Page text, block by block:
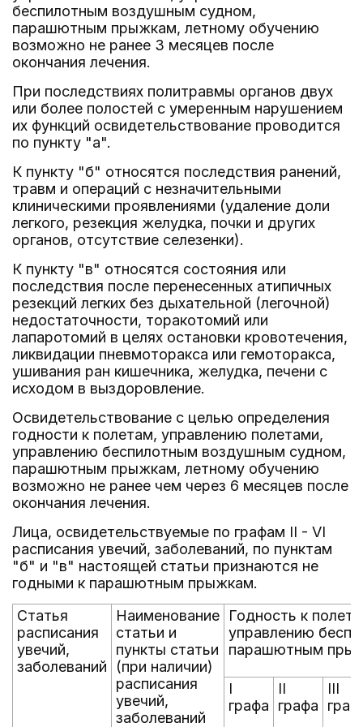
беспилотным воздушным судном,
парашютным прыжкам, летному обучению
возможно не ранее 3 месяцев после
окончания лечения.
При последствиях политравмы органов двух
или более полостей с умеренным нарушением
их функций освидетельствование проводится
по пункту "а".
К пункту "б" относятся последствия ранений,
травм и операций с незначительными
клиническими проявлениями (удаление доли
легкого, резекция желудка, почки и других
органов, отсутствие селезенки).
К пункту "в" относятся состояния или
последствия после перенесенных атипичных
резекций легких без дыхательной (легочной)
недостаточности, торакотомий или
лапаротомий в целях остановки кровотечения,
ликвидации пневмоторакса или гемоторакса,
ушивания ран кишечника, желудка, печени с
исходом в выздоровление.
Освидетельствование с целью определения
годности к полетам, управлению полетами,
управлению беспилотным воздушным судном,
парашютным прыжкам, летному обучению
возможно не ранее чем через 6 месяцев после
окончания лечения.
Лица, освидетельствуемые по графам II - VI
расписания увечий, заболеваний, по пунктам
"б" и "в" настоящей статьи признаются не
годными к парашютным прыжкам.
Статья
расписания
увечий,
заболеваний
Наименование
статьи и
пункты статьи
(при наличии)
расписания
увечий,
заболеваний
Годность к
управлению
парашютным
I
графа
II
графа
III